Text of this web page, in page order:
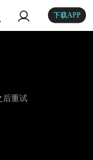
下载APP
后重试